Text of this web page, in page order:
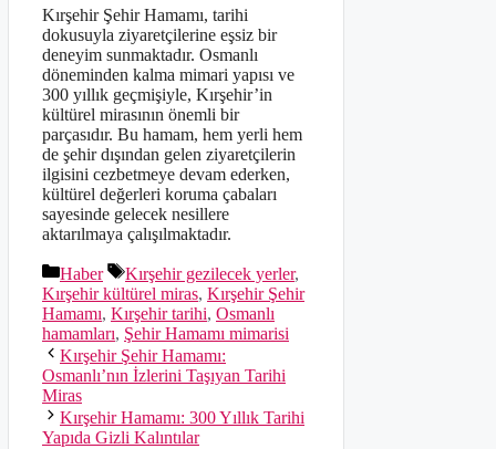
Kırşehir Şehir Hamamı, tarihi
dokusuyla ziyaretçilerine eşsiz bir
deneyim sunmaktadır. Osmanlı
döneminden kalma mimari yapısı ve
300 yıllık geçmişiyle, Kırşehir’in
kültürel mirasının önemli bir
parçasıdır. Bu hamam, hem yerli hem
de şehir dışından gelen ziyaretçilerin
ilgisini cezbetmeye devam ederken,
kültürel değerleri koruma çabaları
sayesinde gelecek nesillere
aktarılmaya çalışılmaktadır.
Kategoriler
Haber Etiketler
Kırşehir gezilecek yerler,
Kırşehir kültürel miras, Kırşehir Şehir
Hamamı, Kırşehir tarihi, Osmanlı
hamamları, Şehir Hamamı mimarisi
Kırşehir Şehir Hamamı:
Osmanlı’nın İzlerini Taşıyan Tarihi
Miras
Kırşehir Hamamı: 300 Yıllık Tarihi
Yapıda Gizli Kalıntılar